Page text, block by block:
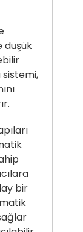
düşük
sistemi,
bir